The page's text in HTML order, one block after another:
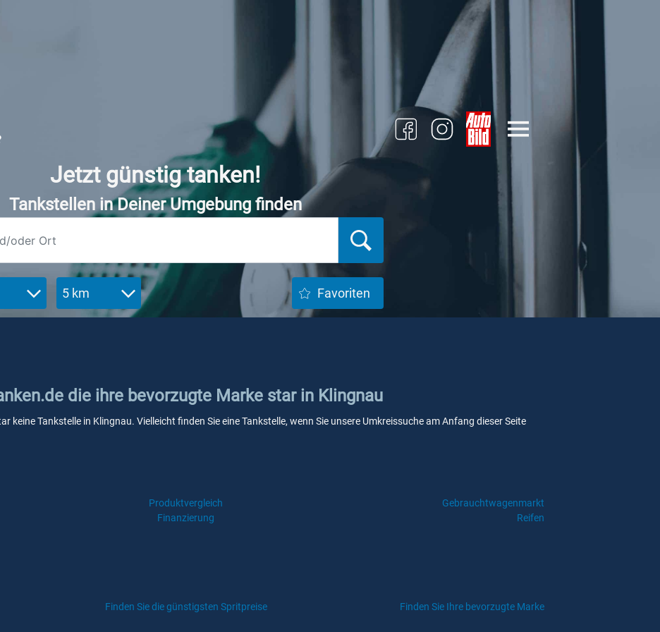
Jetzt günstig tanken!
Tankstellen in Deiner Umgebung finden
5 km Favoriten
die ihre bevorzugte Marke star in Klingnau
keine Tankstelle in Klingnau. Vielleicht finden Sie eine Tankstelle, wenn Sie unsere Umkreissuche am Anfang dieser Seite
Produktvergleich
Gebrauchtwagenmarkt
Finanzierung
Reifen
Finden Sie die günstigsten Spritpreise Finden Sie Ihre bevorzugte Marke